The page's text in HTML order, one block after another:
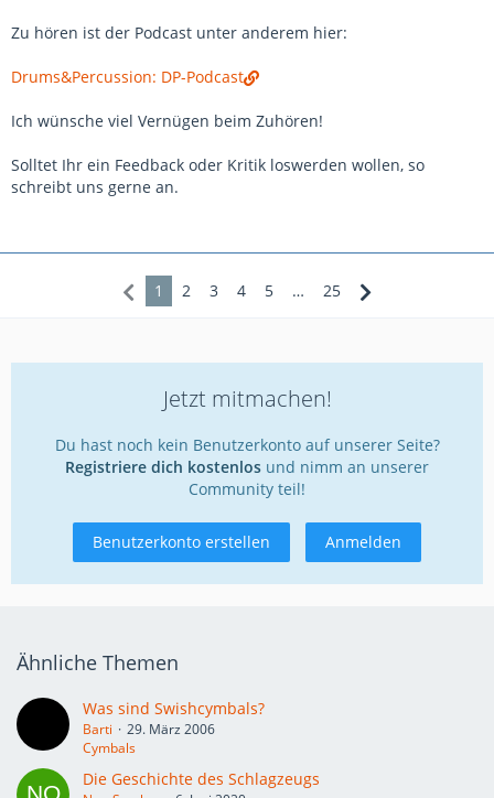
Zu hören ist der Podcast unter anderem hier:
Drums&Percussion: DP-Podcast
Ich wünsche viel Vernügen beim Zuhören!
Solltet Ihr ein Feedback oder Kritik loswerden wollen, so
schreibt uns gerne an.
1 2 3 4 5 … 25
Jetzt mitmachen!
Du hast noch kein Benutzerkonto auf unserer Seite?
Registriere dich kostenlos und nimm an unserer
Community teil!
Benutzerkonto erstellen Anmelden
Ähnliche Themen
Was sind Swishcymbals?
Barti
29. März 2006
Cymbals
Die Geschichte des Schlagzeugs